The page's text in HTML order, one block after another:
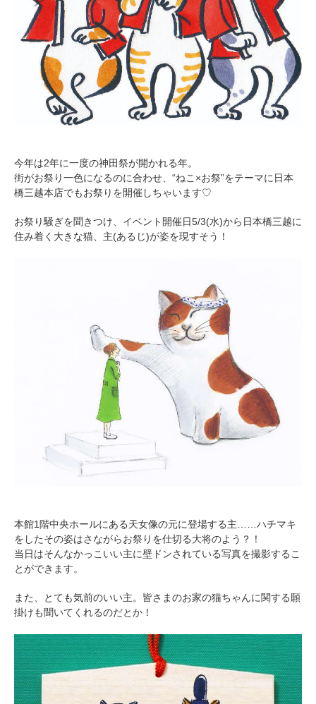
今年は2年に一度の神田祭が開かれる年。
街がお祭り一色になるのに合わせ、“ねこ×お祭”をテーマに日本
橋三越本店でもお祭りを開催しちゃいます♡
お祭り騒ぎを聞きつけ、イベント開催日5/3(水)から日本橋三越に
住み着く大きな猫、主(あるじ)が姿を現すそう！
本館1階中央ホールにある天女像の元に登場する主……ハチマキ
をしたその姿はさながらお祭りを仕切る大将のよう？！
当日はそんなかっこいい主に壁ドンされている写真を撮影するこ
とができます。
また、とても気前のいい主。皆さまのお家の猫ちゃんに関する願
掛けも聞いてくれるのだとか！